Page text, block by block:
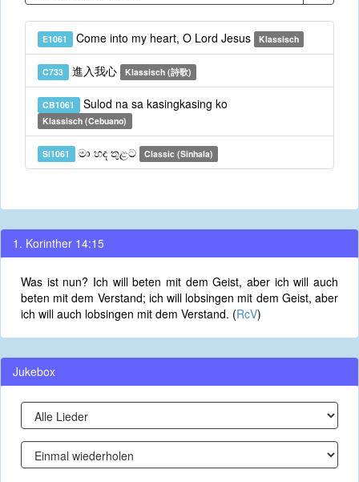
E1061 Come into my heart, O Lord Jesus Klassisch
C733 進入我心 Klassisch (詩歌)
CB1061 Sulod na sa kasingkasing ko
Klassisch (Cebuano)
Si1061 මා හද තුළට Classic (Sinhala)
1. Korinther 14:15
Was ist nun? Ich will beten mit dem Geist, aber ich will auch
beten mit dem Verstand; ich will lobsingen mit dem Geist, aber
ich will auch lobsingen mit dem Verstand. (RcV)
Jukebox